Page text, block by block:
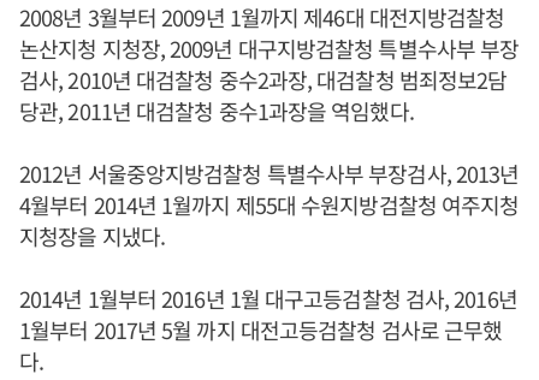
2008년 3월부터 2009년 1월까지 제46대 대전지방검찰청
논산지청 지청장, 2009년 대구지방검찰청 특별수사부 부장
검사, 2010년 대검찰청 중수2과장, 대검찰청 범죄정보2담
당관, 2011년 대검찰청 중수1과장을 역임했다.
2012년 서울중앙지방검찰청 특별수사부 부장검사, 2013년
4월부터 2014년 1월까지 제55대 수원지방검찰청 여주지청
지청장을 지냈다.
2014년 1월부터 2016년 1월 대구고등검찰청 검사, 2016년
1월부터 2017년 5월 까지 대전고등검찰청 검사로 근무했
다.